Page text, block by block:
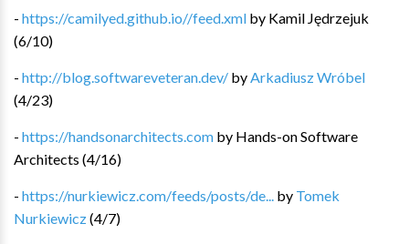
- https://camilyed.github.io//feed.xml by Kamil Jędrzejuk
(6/10)
- http://blog.softwareveteran.dev/ by Arkadiusz Wróbel
(4/23)
- https://handsonarchitects.com by Hands-on Software
Architects (4/16)
- https://nurkiewicz.com/feeds/posts/de... by Tomek
Nurkiewicz(4/7)